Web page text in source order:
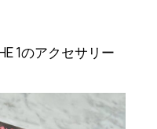
1のアクセサリー